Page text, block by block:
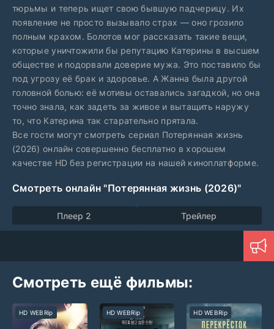
тюрьмы и теперь ищет свою бывшую падчерицу. Их
появление не просто вызывало страх — оно грозило
полным крахом. Болотов мог рассказать такие вещи,
которые уничтожили бы репутацию Катерины в высшем
обществе и подорвали доверие мужа. Это поставило бы
под угрозу её брак и здоровье. А Жанна была другой
головной болью: её мотивы оставались загадкой, но она
точно знала, как задеть за живое и вытащить наружу
то, что Катерина так старательно прятала.
Все гости могут смотреть сериал Потерянная жизнь
(2026) онлайн совершенно бесплатно в хорошем
качестве HD без регистрации на нашей киноплатформе.
Смотреть онлайн "Потерянная жизнь (2026)"
Плеер 2 Трейлер
Смотреть ещё фильмы:
HD WEBRip HD WEBRip HD WEBRip